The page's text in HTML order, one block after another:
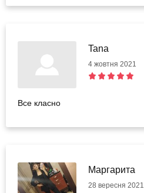
Tana
4 жовтня 2021
Все класно
Маргарита
28 вересня 2021